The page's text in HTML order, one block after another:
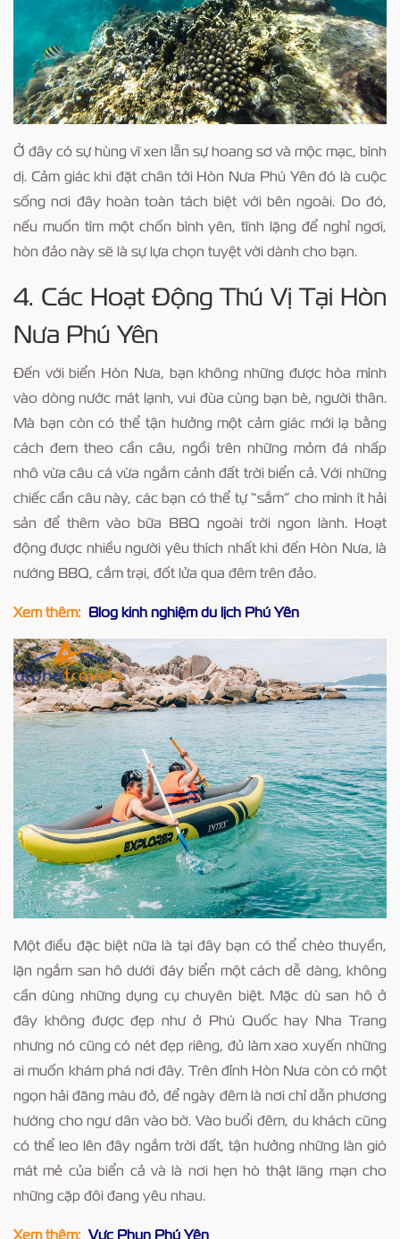
Ở đây có sự hùng vĩ xen lẫn sự hoang sơ và mộc mạc, bình
dị. Cảm giác khi đặt chân tới Hòn Nưa Phú Yên đó là cuộc
sống nơi đây hoàn toàn tách biệt với bên ngoài. Do đó,
nếu muốn tìm một chốn bình yên, tĩnh lặng để nghỉ ngơi,
hòn đảo này sẽ là sự lựa chọn tuyệt vời dành cho bạn.
4. Các Hoạt Động Thú Vị Tại Hòn
Nưa Phú Yên
Đến với biển Hòn Nưa, bạn không những được hòa mình
vào dòng nước mát lạnh, vui đùa cùng bạn bè, người thân.
Mà bạn còn có thể tận hưởng một cảm giác mới lạ bằng
cách đem theo cần câu, ngồi trên những mỏm đá nhấp
nhô vừa câu cá vừa ngắm cảnh đất trời biển cả. Với những
chiếc cần câu này, các bạn có thể tự “sắm” cho mình ít hải
sản để thêm vào bữa BBQ ngoài trời ngon lành. Hoạt
động được nhiều người yêu thích nhất khi đến Hòn Nưa, là
nướng BBQ, cắm trại, đốt lửa qua đêm trên đảo.
Xem thêm: Blog kinh nghiệm du lịch Phú Yên
Một điều đặc biệt nữa là tại đây bạn có thể chèo thuyền,
lặn ngắm san hô dưới đáy biển một cách dễ dàng, không
cần dùng những dụng cụ chuyên biệt. Mặc dù san hô ở
đây không được đẹp như ở Phú Quốc hay Nha Trang
nhưng nó cũng có nét đẹp riêng, đủ làm xao xuyến những
ai muốn khám phá nơi đây. Trên đỉnh Hòn Nưa còn có một
ngọn hải đăng màu đỏ, để ngày đêm là nơi chỉ dẫn phương
hướng cho ngư dân vào bờ. Vào buổi đêm, du khách cũng
có thể leo lên đây ngắm trời đất, tận hưởng những làn gió
mát mẻ của biển cả và là nơi hẹn hò thật lãng mạn cho
những cặp đôi đang yêu nhau.
Xem thêm: Vực Phun Phú Yên